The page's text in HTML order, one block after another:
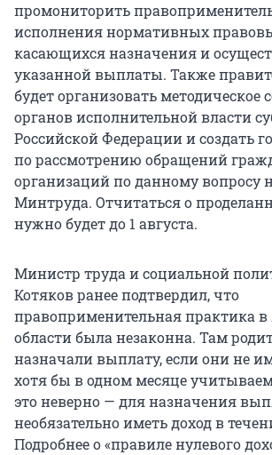
промониторить
исполнения нормативных
касающихся назначения и
указанной выплаты. Также
будет организовать методическое
органов исполнительной власти
Российской Федерации и создать
по рассмотрению обращений
организаций по данному вопросу
Минтруда. Отчитаться о
нужно будет до 1 августа.
Министр труда и социальной
Котяков ранее подтвердил, что
правоприменительная практика в
области была незаконна. Там
назначали выплату, если они не
хотя бы в одном месяце
это неверно — для назначения
необязательно иметь доход в
Подробнее о «правиле нулевого